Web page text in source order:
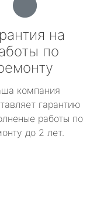
на
по
компания
гарантию
работы по
до 2 лет.